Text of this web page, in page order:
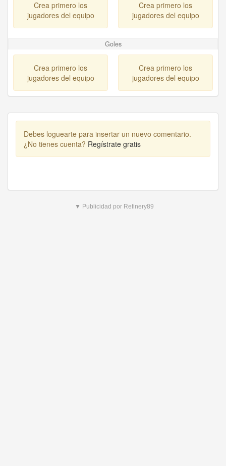
Crea primero los
jugadores del equipo
Crea primero los
jugadores del equipo
Goles
Crea primero los
jugadores del equipo
Crea primero los
jugadores del equipo
Debes loguearte para insertar un nuevo comentario.
¿No tienes cuenta? Regístrate gratis
▼ Publicidad por Refinery89